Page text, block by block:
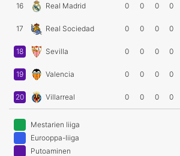
16 Real Madrid 0 0 0 0
17 Real Sociedad 0 0 0 0
18 Sevilla 0 0 0 0
19 Valencia 0 0 0 0
20 Villarreal 0 0 0 0
Mestarien liiga
Eurooppa-liiga
Putoaminen